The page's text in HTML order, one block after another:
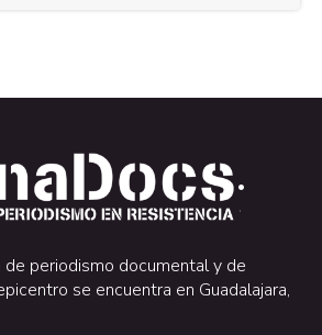
.
.
periodismo documental y de
se encuentra en Guadalajara,